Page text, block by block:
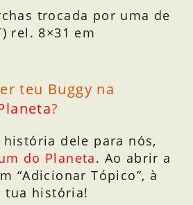
trocada por uma de
rel. 8×31 em
teu Buggy na
?
dele para nós,
do Planeta. Ao abrir a
“Adicionar Tópico”, à
tua história!